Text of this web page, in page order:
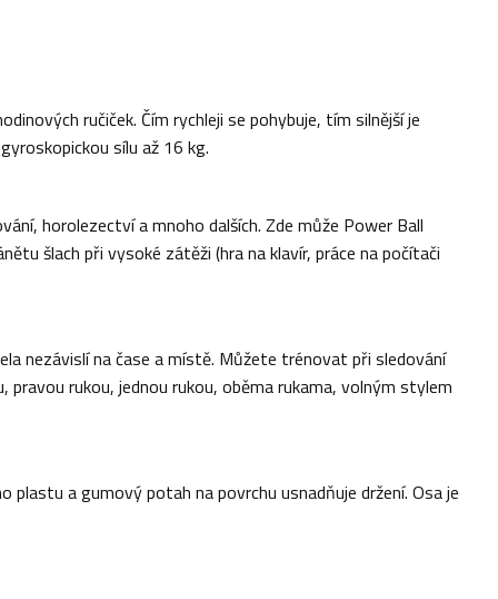
ručiček. Čím rychleji se pohybuje, tím silnější je
sílu až 16 kg.
horolezectví a mnoho dalších. Zde může Power Ball
šlach při vysoké zátěži (hra na klavír, práce na počítači
nezávislí na čase a místě. Můžete trénovat při sledování
rukou, jednou rukou, oběma rukama, volným stylem
a gumový potah na povrchu usnadňuje držení. Osa je